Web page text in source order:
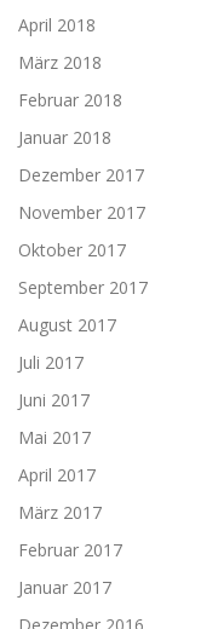
April 2018
März 2018
Februar 2018
Januar 2018
Dezember 2017
November 2017
Oktober 2017
September 2017
August 2017
Juli 2017
Juni 2017
Mai 2017
April 2017
März 2017
Februar 2017
Januar 2017
Dezember 2016